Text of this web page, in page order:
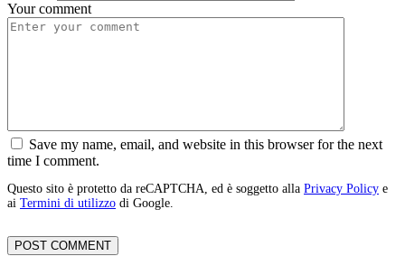
Your comment
Save my name, email, and website in this browser for the next
time I comment.
Questo sito è protetto da reCAPTCHA, ed è soggetto alla Privacy Policy e
ai Termini di utilizzo di Google.